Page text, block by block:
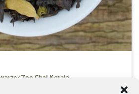
Tee Chai Kerala